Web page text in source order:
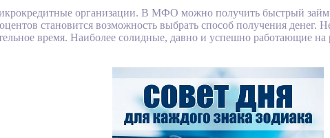
организации. В МФО можно получить быстрый займ
становится возможность выбрать способ получения денег.
время. Наиболее солидные, давно и успешно работающие